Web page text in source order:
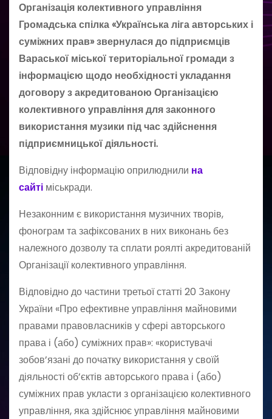
Організація колективного управління
Громадська спілка «Українська ліга авторських і
суміжних прав» звернулася до підприємців
Вараської міської територіальної громади з
інформацією щодо необхідності укладання
договору з акредитованою Організацією
колективного управління для законного
використання музики під час здійснення
підприємницької діяльності.
Відповідну інформацію оприлюднили на
сайті міськради.
Незаконним є використання музичних творів,
фонограм та зафіксованих в них виконань без
належного дозволу та сплати роялті акредитованій
Організації колективного управління.
Відповідно до частини третьої статті 20 Закону
України «Про ефективне управління майновими
правами правовласників у сфері авторського
права і (або) суміжних прав»: «користувачі
зобов’язані до початку використання у своїй
діяльності об’єктів авторського права і (або)
суміжних прав укласти з організацією колективного
управління, яка здійснює управління майновими